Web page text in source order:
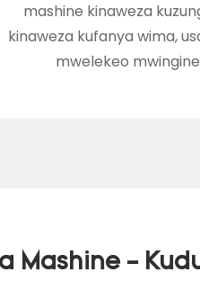
mashine kinaweza
kinaweza kufanya wima,
mwelekeo
Mashine -